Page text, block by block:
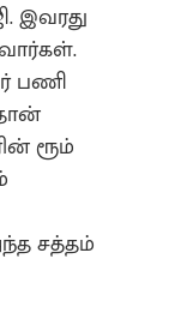
இவரது
பணி
ரூம்
சத்தம்